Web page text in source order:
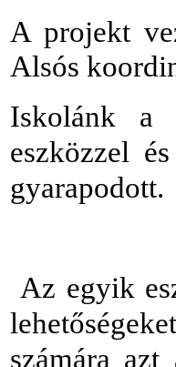
A projekt
Alsós
Iskolánk a
eszközzel
gyarapodott.
Az egyik
számára